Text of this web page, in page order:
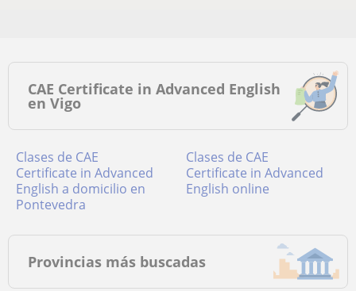
CAE Certificate in Advanced English
en Vigo
Clases de CAE
Certificate in Advanced
English a domicilio en
Pontevedra
Clases de CAE
Certificate in Advanced
English online
Provincias más buscadas